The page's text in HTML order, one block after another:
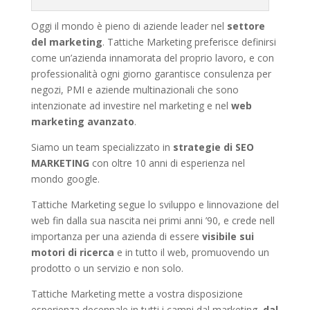
Oggi il mondo è pieno di aziende leader nel settore
del marketing. Tattiche Marketing preferisce definirsi
come un’azienda innamorata del proprio lavoro, e con
professionalità ogni giorno garantisce consulenza per
negozi, PMI e aziende multinazionali che sono
intenzionate ad investire nel marketing e nel web
marketing avanzato.
Siamo un team specializzato in strategie di SEO
MARKETING con oltre 10 anni di esperienza nel
mondo google.
Tattiche Marketing segue lo sviluppo e linnovazione del
web fin dalla sua nascita nei primi anni ’90, e crede nell
importanza per una azienda di essere visibile sui
motori di ricerca e in tutto il web, promuovendo un
prodotto o un servizio e non solo.
Tattiche Marketing mette a vostra disposizione